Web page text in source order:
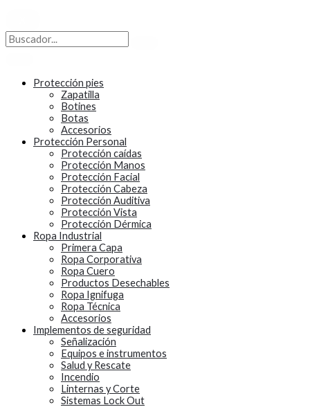
Protección pies
Zapatilla
Botines
Botas
Accesorios
Protección Personal
Protección caídas
Protección Manos
Protección Facial
Protección Cabeza
Protección Auditiva
Protección Vista
Protección Dérmica
Ropa Industrial
Primera Capa
Ropa Corporativa
Ropa Cuero
Productos Desechables
Ropa Ignifuga
Ropa Técnica
Accesorios
Implementos de seguridad
Señalización
Equipos e instrumentos
Salud y Rescate
Incendio
Linternas y Corte
Sistemas Lock Out